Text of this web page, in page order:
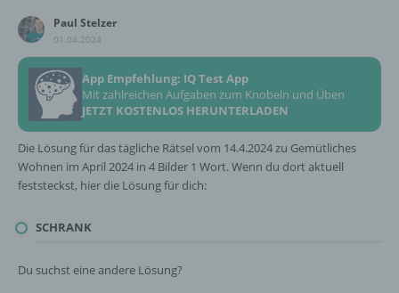
Paul Stelzer
01.04.2024
App Empfehlung: IQ Test App
Mit zahlreichen Aufgaben zum Knobeln und Üben
JETZT KOSTENLOS HERUNTERLADEN
Die Lösung für das tägliche Rätsel vom 14.4.2024 zu Gemütliches
Wohnen im April 2024 in 4 Bilder 1 Wort. Wenn du dort aktuell
feststeckst, hier die Lösung für dich:
SCHRANK
Du suchst eine andere Lösung?